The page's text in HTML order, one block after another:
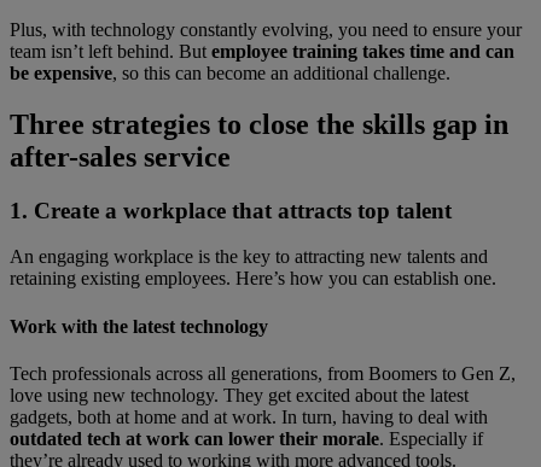
Plus, with technology constantly evolving, you need to ensure your
team isn’t left behind. But employee training takes time and can
be expensive, so this can become an additional challenge.
Three strategies to close the skills gap in
after-sales service
1. Create a workplace that attracts top talent
An engaging workplace is the key to attracting new talents and
retaining existing employees. Here’s how you can establish one.
Work with the latest technology
Tech professionals across all generations, from Boomers to Gen Z,
love using new technology. They get excited about the latest
gadgets, both at home and at work. In turn, having to deal with
outdated tech at work can lower their morale. Especially if
they’re already used to working with more advanced tools.